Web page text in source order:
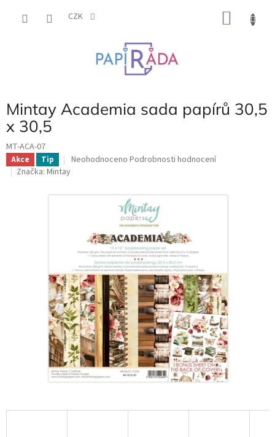
CZK
Mintay Academia sada papírů 30,5
x 30,5
MT-ACA-07
Akce Tip
Průměrné
hodnocení
je
hvězdiček.
Neohodnoceno Podrobnosti hodnocení
Značka: Mintay